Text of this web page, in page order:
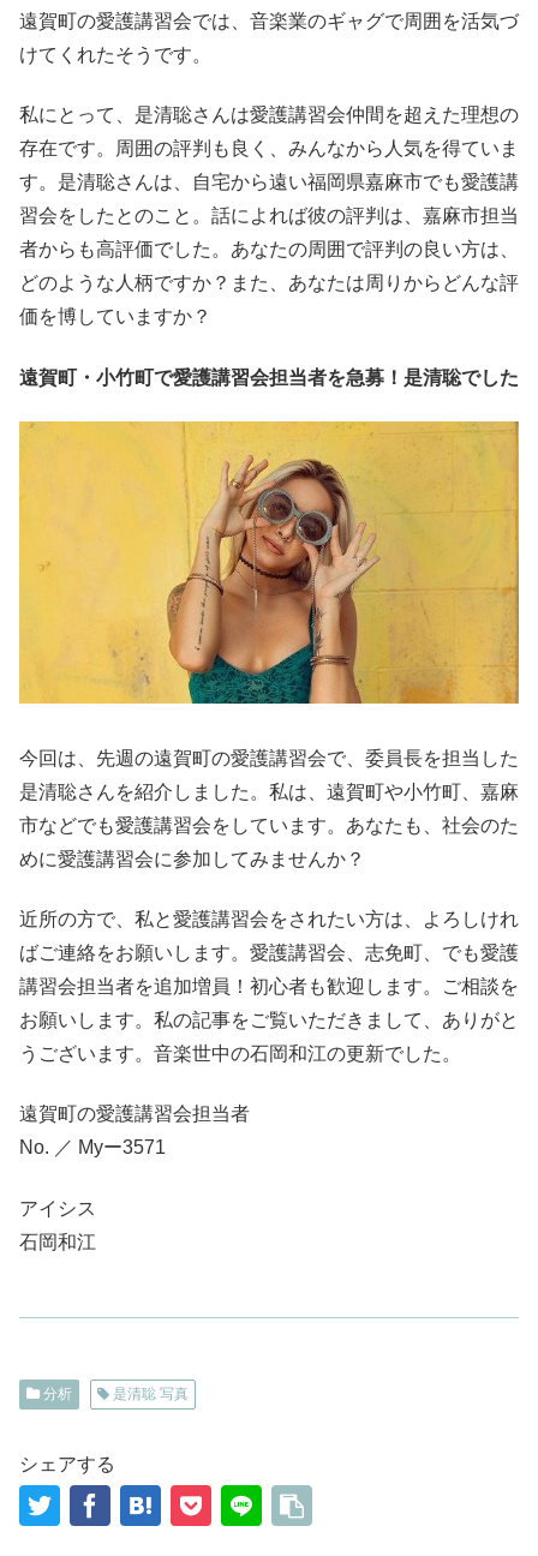
遠賀町の愛護講習会では、音楽業のギャグで周囲を活気づ
けてくれたそうです。
私にとって、是清聡さんは愛護講習会仲間を超えた理想の
存在です。周囲の評判も良く、みんなから人気を得ていま
す。是清聡さんは、自宅から遠い福岡県嘉麻市でも愛護講
習会をしたとのこと。話によれば彼の評判は、嘉麻市担当
者からも高評価でした。あなたの周囲で評判の良い方は、
どのような人柄ですか？また、あなたは周りからどんな評
価を博していますか？
遠賀町・小竹町で愛護講習会担当者を急募！是清聡でした
今回は、先週の遠賀町の愛護講習会で、委員長を担当した
是清聡さんを紹介しました。私は、遠賀町や小竹町、嘉麻
市などでも愛護講習会をしています。あなたも、社会のた
めに愛護講習会に参加してみませんか？
近所の方で、私と愛護講習会をされたい方は、よろしけれ
ばご連絡をお願いします。愛護講習会、志免町、でも愛護
講習会担当者を追加増員！初心者も歓迎します。ご相談を
お願いします。私の記事をご覧いただきまして、ありがと
うございます。音楽世中の石岡和江の更新でした。
遠賀町の愛護講習会担当者
No. ／ Myー3571
アイシス
石岡和江
分析 是清聡 写真
シェアする